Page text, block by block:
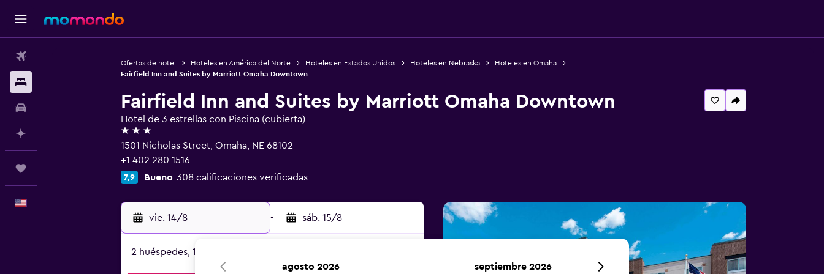
Ofertas de hotel Hoteles en América del Norte Hoteles en Estados Unidos Hoteles en Nebraska
Hoteles en Omaha
Fairfield Inn and Suites by Marriott Omaha Downtown
Fairfield Inn and Suites by Marriott Omaha Downtown
Hotel de 3 estrellas con Piscina (cubierta)
3 estrellas
1501 Nicholas Street, Omaha, NE 68102
+1 402 280 1516
7,9 Bueno 308 calificaciones verificadas
vie. 14/8 - sáb. 15/8
2 huéspedes, 1 habitación
agosto 2026 septiembre 2026